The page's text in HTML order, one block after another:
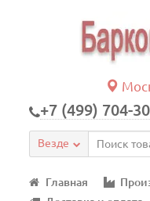
+7 (499) 704-
Везде
Главная